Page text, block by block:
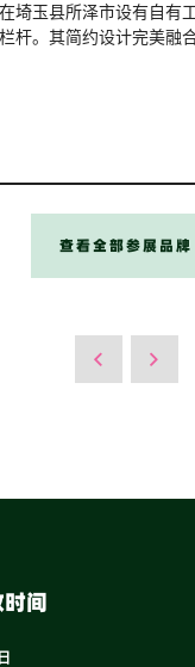
玉县所泽市设有自
。其简约设计完美
查看全部参展品牌
间